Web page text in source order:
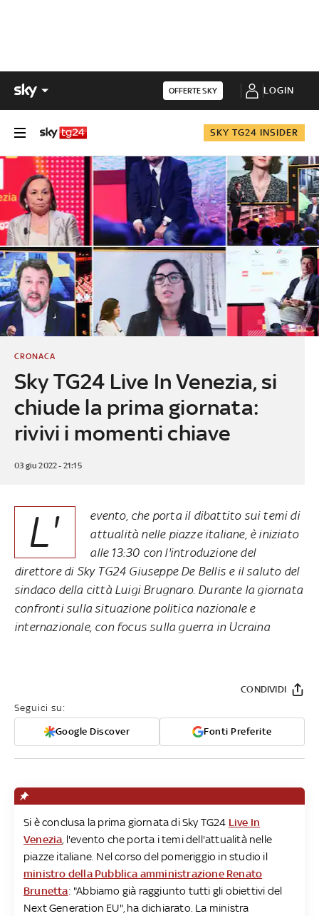
OFFERTE SKY LOGIN
SKY TG24 INSIDER
Sky TG24 Live In Venezia, si
chiude la prima giornata:
rivivi i momenti chiave
CRONACA
03 giu 2022 - 21:15
L'
evento, che porta il dibattito sui temi di
attualità nelle piazze italiane, è iniziato
alle 13:30 con l'introduzione del
direttore di Sky TG24 Giuseppe De Bellis e il saluto del
sindaco della città Luigi Brugnaro. Durante la giornata
confronti sulla situazione politica nazionale e
internazionale, con focus sulla guerra in Ucraina
Seguici su:
Google Discover Fonti Preferite
CONDIVIDI
Si è conclusa la prima giornata di Sky TG24 Live In
Venezia , l'evento che porta i temi dell'attualità nelle
piazze italiane. Nel corso del pomeriggio in studio il
ministro della Pubblica amministrazione Renato
Brunetta: "Abbiamo già raggiunto tutti gli obiettivi del
Next Generation EU", ha dichiarato. La ministra